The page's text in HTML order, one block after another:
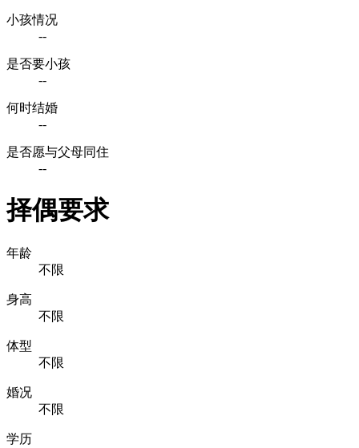
小孩情况
--
是否要小孩
--
何时结婚
--
是否愿与父母同住
--
择偶要求
年龄
不限
身高
不限
体型
不限
婚况
不限
学历